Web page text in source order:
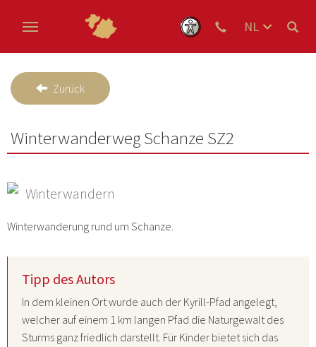
NL
Zurück
Winterwanderweg Schanze SZ2
Winterwandern
Winterwanderung rund um Schanze.
Tipp des Autors
In dem kleinen Ort wurde auch der Kyrill-Pfad angelegt,
welcher auf einem 1 km langen Pfad die Naturgewalt des
Sturms ganz friedlich darstellt. Für Kinder bietet sich das